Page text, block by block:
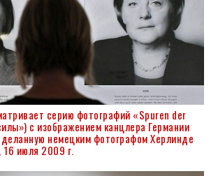
серию фотографий «Spuren der
с изображением канцлера Германии
немецким фотографом Херлинде
16 июля 2009 г.